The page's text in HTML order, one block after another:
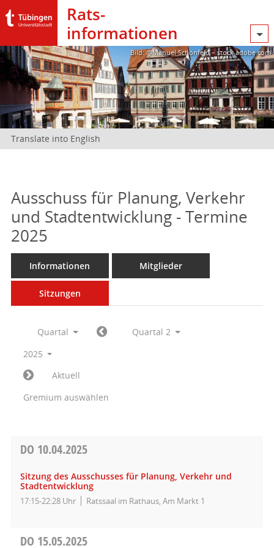
Rats­
informationen
Bild: @Manuel Schönfeld – stock.adobe.com
Translate into English
Ausschuss für Planung, Verkehr
und Stadtentwicklung - Termine
2025
Informationen Mitglieder
Sitzungen
Quartal
Quartal 2
2025
Aktuell
Gremium auswählen
DO 10.04.2025
Sitzung des Ausschusses für Planung, Verkehr und
Stadtentwicklung
17:15-22:28 Uhr Ratssaal im Rathaus, Am Markt 1
DO 15.05.2025